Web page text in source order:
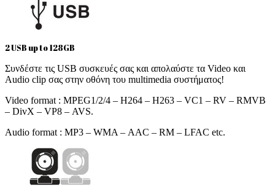
2 USB up to 128GB
Συνδέστε τις USB συσκευές σας και απολαύστε τα Video και
Audio clip σας στην οθόνη του multimedia συστήματος!
Video format : MPEG1/2/4 – H264 – H263 – VC1 – RV – RMVB
– DivX – VP8 – AVS.
Audio format : MP3 – WMA – AAC – RM – LFAC etc.